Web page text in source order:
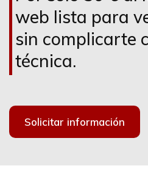
web lista para
sin complicarte
técnica.
Solicitar información